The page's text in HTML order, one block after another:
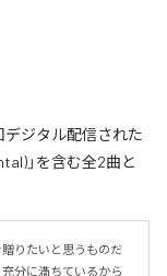
デジタル配信された
」を含む全2曲と
りたいと思うものだ
分に満ちているから